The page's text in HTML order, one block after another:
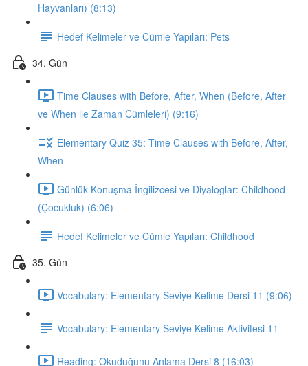
Hayvanları) (8:13)
Hedef Kelimeler ve Cümle Yapıları: Pets
34. Gün
Time Clauses with Before, After, When (Before, After
ve When ile Zaman Cümleleri) (9:16)
Elementary Quiz 35: Time Clauses with Before, After,
When
Günlük Konuşma İngilizcesi ve Diyaloglar: Childhood
(Çocukluk) (6:06)
Hedef Kelimeler ve Cümle Yapıları: Childhood
35. Gün
Vocabulary: Elementary Seviye Kelime Dersi 11 (9:06)
Vocabulary: Elementary Seviye Kelime Aktivitesi 11
Reading: Okuduğunu Anlama Dersi 8 (16:03)